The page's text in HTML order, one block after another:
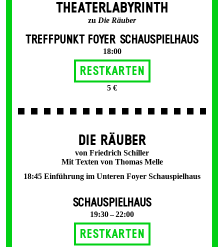
THEATERLABYRINTH
zu Die Räuber
TREFFPUNKT FOYER SCHAUSPIELHAUS
18:00
Restkarten
5 €
DIE RÄUBER
von Friedrich Schiller
Mit Texten von Thomas Melle
18:45 Einführung im Unteren Foyer Schauspielhaus
SCHAUSPIELHAUS
19:30 – 22:00
Restkarten